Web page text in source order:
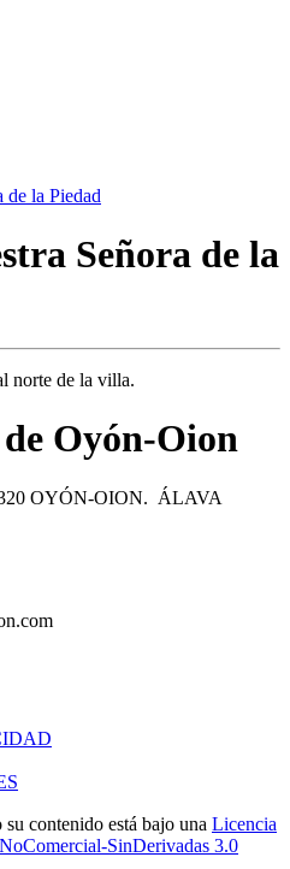
de la Piedad
Señora de la
norte de la villa.
Oyón-Oion
OYÓN-OION. ÁLAVA
contenido está bajo una Licencia
SinDerivadas 3.0